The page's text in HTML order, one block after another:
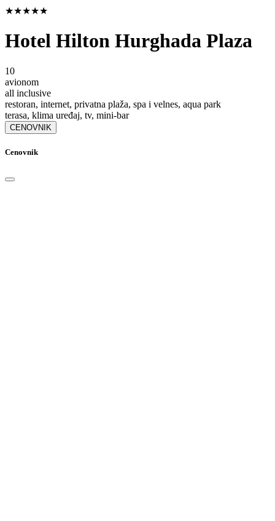
★★★★★
Hotel Hilton Hurghada Plaza
10
avionom
all inclusive
restoran, internet, privatna plaža, spa i velnes, aqua park
terasa, klima uređaj, tv, mini-bar
CENOVNIK
Cenovnik